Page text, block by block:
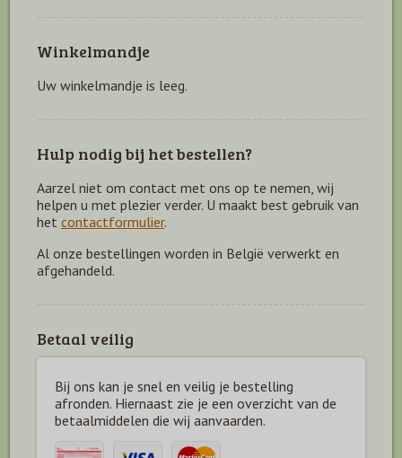
Winkelmandje
Uw winkelmandje is leeg.
Hulp nodig bij het bestellen?
Aarzel niet om contact met ons op te nemen, wij
helpen u met plezier verder. U maakt best gebruik van
het contactformulier.
Al onze bestellingen worden in België verwerkt en
afgehandeld.
Betaal veilig
Bij ons kan je snel en veilig je bestelling
afronden. Hiernaast zie je een overzicht van de
betaalmiddelen die wij aanvaarden.